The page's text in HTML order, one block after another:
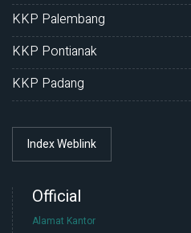
KKP Palembang
KKP Pontianak
KKP Padang
Index Weblink
Official
Alamat Kantor